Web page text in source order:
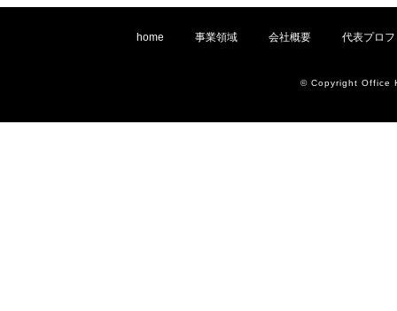
home 事業領域 会社概要 代表プロ
© Copyright Office